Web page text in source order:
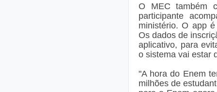
O MEC também
participante
ministério. O app
Os dados de
aplicativo, para
o sistema vai estar
"A hora do Enem
milhões de